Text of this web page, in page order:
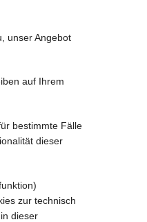
unser Angebot
auf Ihrem
bestimmte Fälle
dieser
zur technisch
dieser